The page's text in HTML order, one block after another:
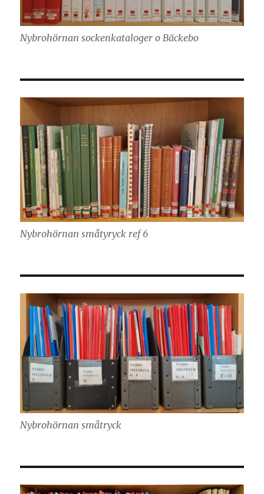
Nybrohörnan sockenkataloger o Bäckebo
Nybrohörnan småtyryck ref 6
Nybrohörnan småtryck